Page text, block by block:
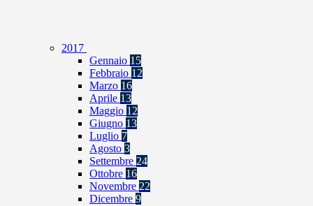
2017
Gennaio 15
Febbraio 12
Marzo 16
Aprile 13
Maggio 12
Giugno 13
Luglio 7
Agosto 3
Settembre 24
Ottobre 16
Novembre 22
Dicembre 9